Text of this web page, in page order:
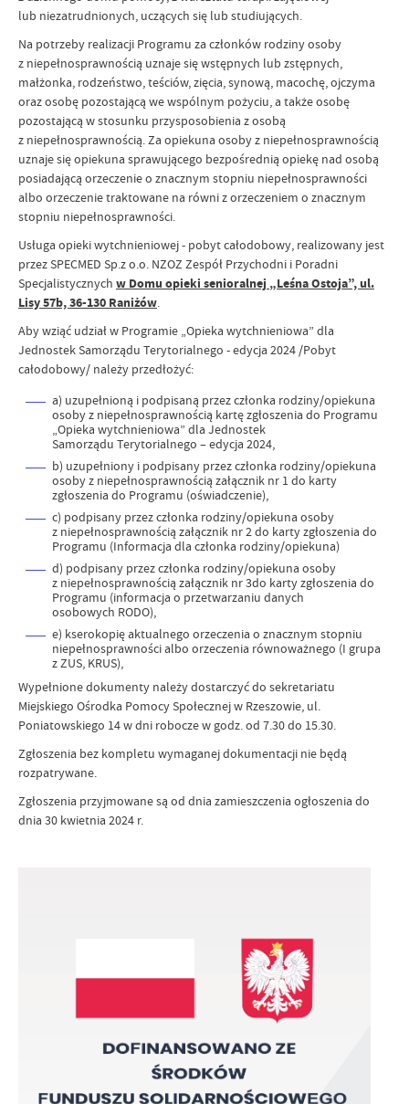
lub niezatrudnionych, uczących się lub studiujących.
Na potrzeby realizacji Programu za członków rodziny osoby
z niepełnosprawnością uznaje się wstępnych lub zstępnych,
małżonka, rodzeństwo, teściów, zięcia, synową, macochę, ojczyma
oraz osobę pozostającą we wspólnym pożyciu, a także osobę
pozostającą w stosunku przysposobienia z osobą
z niepełnosprawnością. Za opiekuna osoby z niepełnosprawnością
uznaje się opiekuna sprawującego bezpośrednią opiekę nad osobą
posiadającą orzeczenie o znacznym stopniu niepełnosprawności
albo orzeczenie traktowane na równi z orzeczeniem o znacznym
stopniu niepełnosprawności.
Usługa opieki wytchnieniowej - pobyt całodobowy, realizowany jest
przez SPECMED Sp.z o.o. NZOZ Zespół Przychodni i Poradni
Specjalistycznych w Domu opieki senioralnej „Leśna Ostoja”, ul.
Lisy 57b, 36-130 Raniżów
Aby wziąć udział w Programie „Opieka wytchnieniowa” dla
Jednostek Samorządu Terytorialnego - edycja 2024 /Pobyt
całodobowy/ należy przedłożyć:
a) uzupełnioną i podpisaną przez członka rodziny/opiekuna
osoby z niepełnosprawnością kartę zgłoszenia do Programu
„Opieka wytchnieniowa” dla Jednostek
Samorządu Terytorialnego – edycja 2024,
b) uzupełniony i podpisany przez członka rodziny/opiekuna
osoby z niepełnosprawnością załącznik nr 1 do karty
zgłoszenia do Programu (oświadczenie),
c) podpisany przez członka rodziny/opiekuna osoby
z niepełnosprawnością załącznik nr 2 do karty zgłoszenia do
Programu (Informacja dla członka rodziny/opiekuna)
d) podpisany przez członka rodziny/opiekuna osoby
z niepełnosprawnością załącznik nr 3do karty zgłoszenia do
Programu (informacja o przetwarzaniu danych
osobowych RODO),
e) kserokopię aktualnego orzeczenia o znacznym stopniu
niepełnosprawności albo orzeczenia równoważnego (I grupa
z ZUS, KRUS),
Wypełnione dokumenty należy dostarczyć do sekretariatu
Miejskiego Ośrodka Pomocy Społecznej w Rzeszowie, ul.
Poniatowskiego 14 w dni robocze w godz. od 7.30 do 15.30.
Zgłoszenia bez kompletu wymaganej dokumentacji nie będą
rozpatrywane.
Zgłoszenia przyjmowane są od dnia zamieszczenia ogłoszenia do
dnia 30 kwietnia 2024 r.